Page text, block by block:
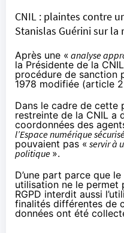
CNIL : plaintes contre
Stanislas Guérini sur la
Après une « analyse
la Présidente de la
procédure de sanction
1978 modifiée (article
Dans le cadre de cette
restreinte de la CNIL a
coordonnées des
l’Espace numérique
pouvaient pas « servir à
politique ».
D’une part parce que
utilisation ne le permet
RGPD interdit aussi
finalités différentes de
données ont été